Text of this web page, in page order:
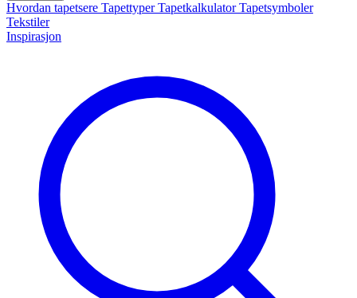
Hvordan tapetsere TapettyperTapetkalkulatorTapetsymboler
Tekstiler
Inspirasjon